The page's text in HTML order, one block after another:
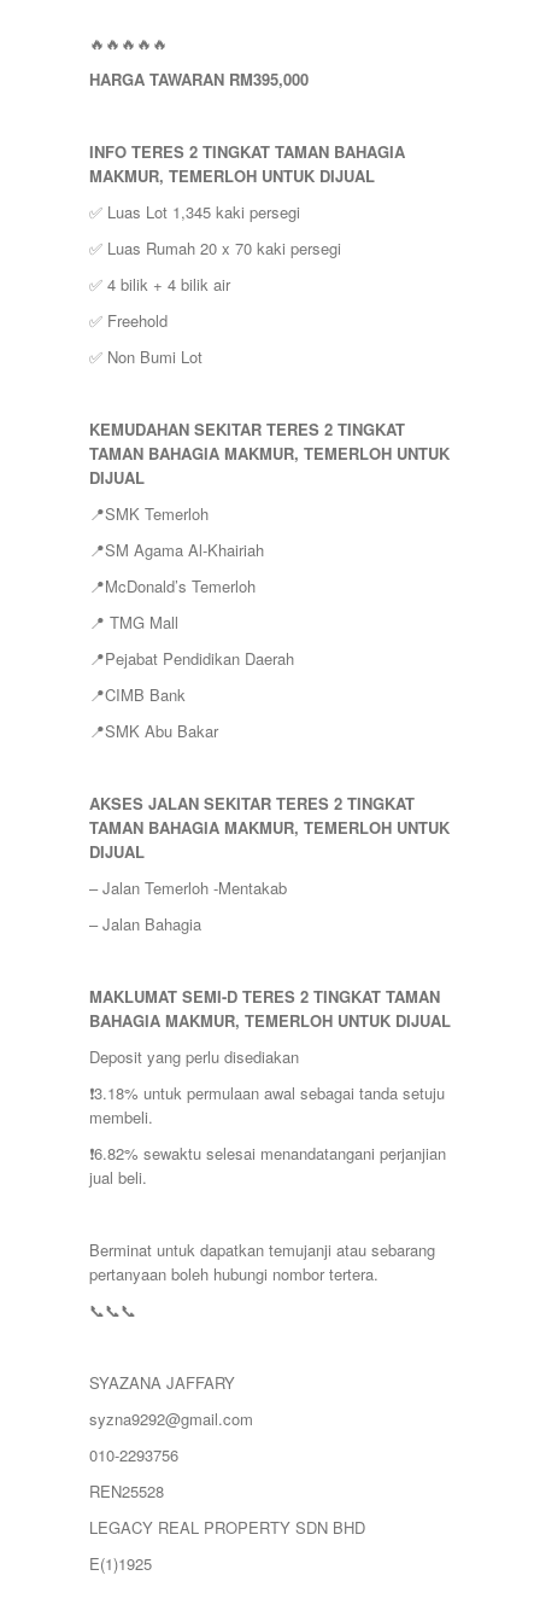
SEPANG
TEMERLOH
🔥🔥🔥🔥🔥
HARGA TAWARAN RM395,000
INFO TERES 2 TINGKAT TAMAN BAHAGIA
MAKMUR, TEMERLOH UNTUK DIJUAL
✅ Luas Lot 1,345 kaki persegi
✅ Luas Rumah 20 x 70 kaki persegi
✅ 4 bilik + 4 bilik air
✅ Freehold
✅ Non Bumi Lot
KEMUDAHAN SEKITAR TERES 2 TINGKAT
TAMAN BAHAGIA MAKMUR, TEMERLOH UNTUK
DIJUAL
📍SMK Temerloh
📍SM Agama Al-Khairiah
📍McDonald’s Temerloh
📍 TMG Mall
📍Pejabat Pendidikan Daerah
📍CIMB Bank
📍SMK Abu Bakar
AKSES JALAN SEKITAR TERES 2 TINGKAT
TAMAN BAHAGIA MAKMUR, TEMERLOH UNTUK
DIJUAL
– Jalan Temerloh -Mentakab
– Jalan Bahagia
MAKLUMAT SEMI-D TERES 2 TINGKAT TAMAN
BAHAGIA MAKMUR, TEMERLOH UNTUK DIJUAL
Deposit yang perlu disediakan
❗️3.18% untuk permulaan awal sebagai tanda setuju
membeli.
❗️6.82% sewaktu selesai menandatangani perjanjian
jual beli.
Berminat untuk dapatkan temujanji atau sebarang
pertanyaan boleh hubungi nombor tertera.
📞📞📞
SYAZANA JAFFARY
syzna9292@gmail.com
010-2293756
REN25528
LEGACY REAL PROPERTY SDN BHD
E(1)1925